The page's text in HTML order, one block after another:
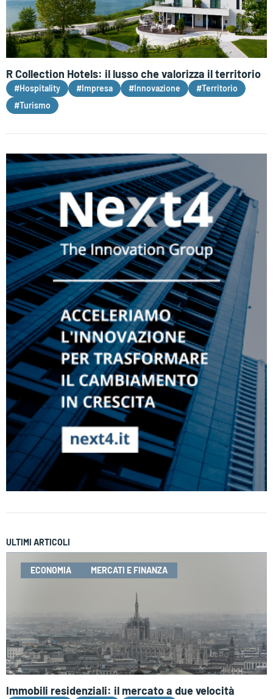
R Collection Hotels: il lusso che valorizza il territorio
#Hospitality #Impresa #Innovazione
#Territorio
#Turismo
ULTIMI ARTICOLI
ECONOMIA MERCATI E FINANZA
Immobili residenziali: il mercato a due velocità